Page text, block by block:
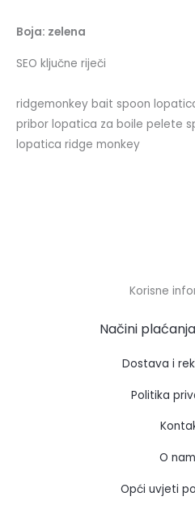
Boja: zelena
SEO ključne riječi
ridgemonkey bait spoon
pribor lopatica za boile pelete
lopatica ridge monkey
Korisne
Načini
Dostava i
Politika
O
Opći uvjeti